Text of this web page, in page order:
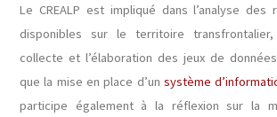
Le CREALP est impliqué dans l’analyse des
disponibles sur le territoire
collecte et l’élaboration des jeux de
que la mise en place d’un système
participe également à la réflexion sur la